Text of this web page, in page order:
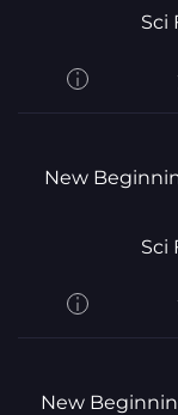
Sci
New
Sci
New